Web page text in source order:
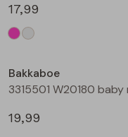
17,99
Bakkaboe
19,99